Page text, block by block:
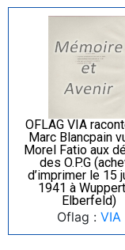
OFLAG VIA
Marc Blancpain
Morel Fatio aux
des O.P.G
d’imprimer le 15
1941 à
Elberfeld)
Oflag : VIA